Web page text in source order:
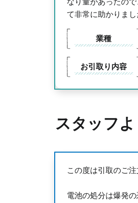
なり量があったの
て非常に助かりまし
業種
お引取り内容
スタッフよ
この度は引取のご
電池の処分は爆発